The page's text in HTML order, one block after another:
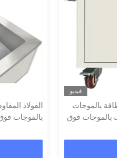
فيديو
نظافة بالموجات
بالموجات فوق
بالموجات